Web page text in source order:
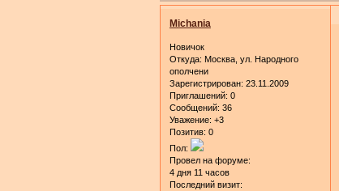
Michania
Новичок
Откуда: Москва, ул. Народного
ополчени
Зарегистрирован: 23.11.2009
Приглашений: 0
Сообщений: 36
Уважение: +3
Позитив: 0
Пол:
Провел на форуме:
4 дня 11 часов
Последний визит: